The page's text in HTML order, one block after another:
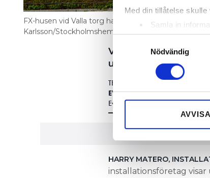
Med din tillåtelse skulle
Samla in
Identifiera din
Ta reda på mer om
eller dra tillbaka ditt
sociala medier och
till de sociala medier
Nödvändig
AVVISA
FX-husen vid Valla torg har en bättre
Karlsson/Stockholmshem
Vilket
undersökte saken
TEXT
EVA-MARIA FASTH
Eva-maria.fasth@vvsforum.se
HARRY MATERO,
installationsföretag